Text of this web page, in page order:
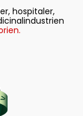
hospitaler,